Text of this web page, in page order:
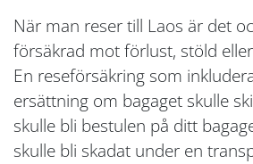
När man reser till Laos är det
försäkrad mot förlust, stöld
En reseförsäkring som
ersättning om bagaget skulle
skulle bli bestulen på ditt
skulle bli skadat under en